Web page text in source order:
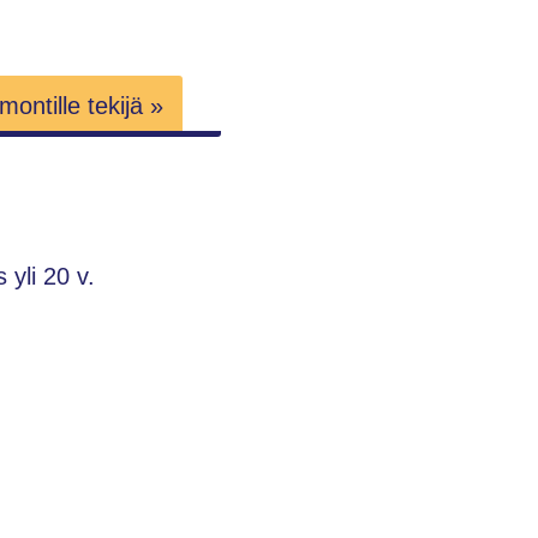
tekijä »
yli 20 v.